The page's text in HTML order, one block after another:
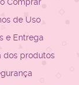
de Uso
e Entrega
dos produtos